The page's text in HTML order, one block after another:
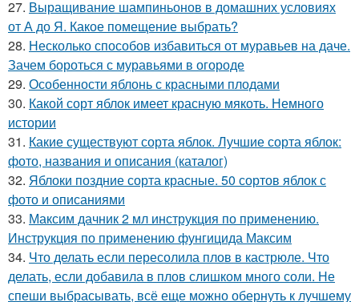
27. Выращивание шампиньонов в домашних условиях
от А до Я. Какое помещение выбрать?
28. Несколько способов избавиться от муравьев на даче.
Зачем бороться с муравьями в огороде
29. Особенности яблонь с красными плодами
30. Какой сорт яблок имеет красную мякоть. Немного
истории
31. Какие существуют сорта яблок. Лучшие сорта яблок:
фото, названия и описания (каталог)
32. Яблоки поздние сорта красные. 50 сортов яблок с
фото и описаниями
33. Максим дачник 2 мл инструкция по применению.
Инструкция по применению фунгицида Максим
34. Что делать если пересолила плов в кастрюле. Что
делать, если добавила в плов слишком много соли. Не
спеши выбрасывать, всё еще можно обернуть к лучшему